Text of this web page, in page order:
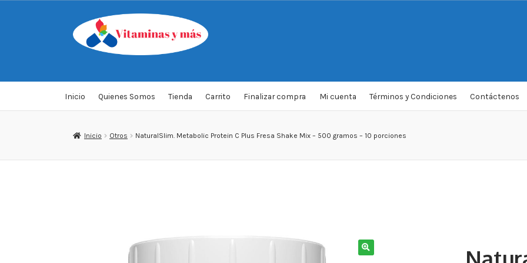
Saltar
a
navegación
al
contenido
Inicio Quienes Somos Tienda Carrito Finalizar compra Mi cuenta Términos y Condiciones Contáctenos
Inicio Otros NaturalSlim. Metabolic Protein C Plus Fresa Shake Mix – 500 gramos – 10 porciones